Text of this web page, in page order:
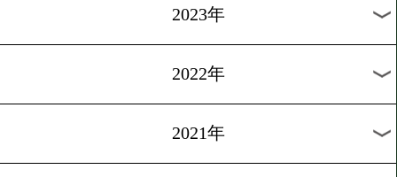
国内ドリームカードが決定!
1 2 次へ>